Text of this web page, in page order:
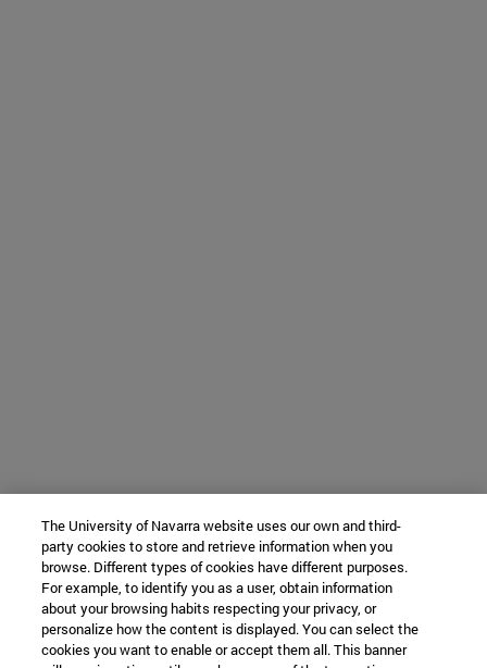
The University of Navarra website uses our own and third-
party cookies to store and retrieve information when you
browse. Different types of cookies have different purposes.
For example, to identify you as a user, obtain information
about your browsing habits respecting your privacy, or
personalize how the content is displayed. You can select the
cookies you want to enable or accept them all. This banner